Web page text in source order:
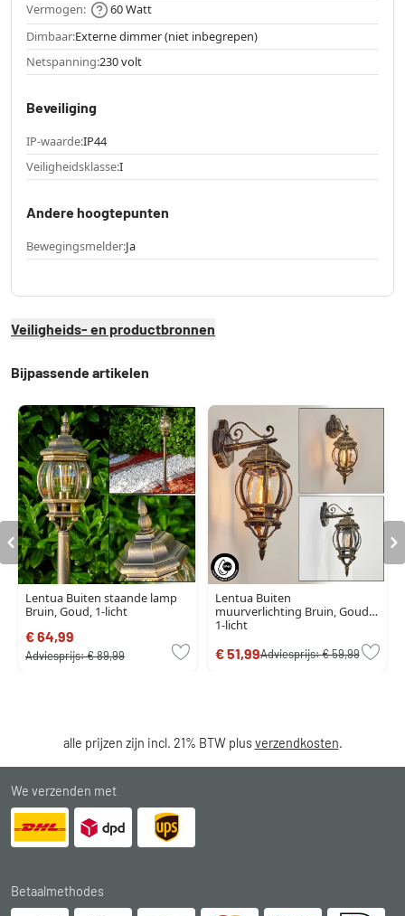
Vermogen:
60 Watt
Dimbaar:Externe dimmer (niet inbegrepen)
Netspanning:230 volt
Beveiliging
IP-waarde:IP44
Veiligheidsklasse:I
Andere hoogtepunten
Bewegingsmelder:Ja
Veiligheids- en productbronnen
Bijpassende artikelen
Lentua Buiten staande lamp
Bruin, Goud, 1-licht
€ 64,99
Adviesprijs:€ 89,99
Lentua Buiten
muurverlichting Bruin, Goud,
1-licht
€ 51,99Adviesprijs:€ 59,99
alle prijzen zijn incl. 21% BTW plusverzendkosten.
We verzenden met
Betaalmethodes